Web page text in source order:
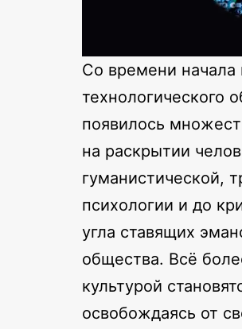
Со времени начала
технологического
появилось
на раскрытии
гуманистической,
психологии и до
угла ставящих
общества. Всё
культурой
освобождаясь от